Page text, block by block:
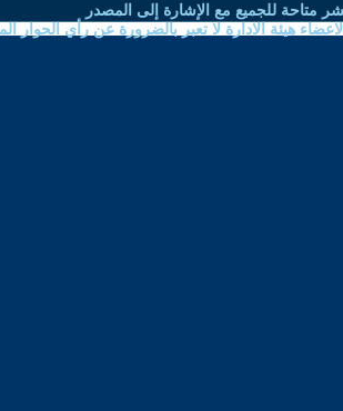
متاحة للجميع مع الإشارة إلى المصدر
هيئة الادارة لا تعبر بالضرورة عن رأي الحوار